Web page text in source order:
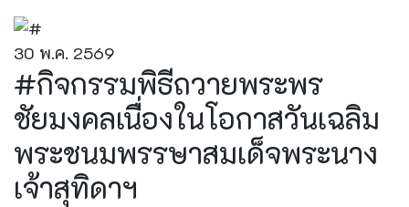
30 พ.ค. 2569
#กิจกรรมพิธีถวายพระพร
ชัยมงคลเนื่องในโอกาสวันเฉลิม
พระชนมพรรษาสมเด็จพระนาง
เจ้าสุทิดาฯ